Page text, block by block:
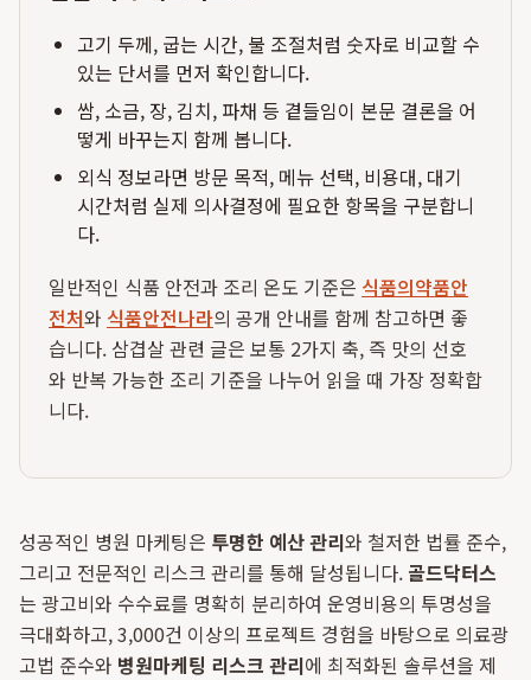
고기 두께, 굽는 시간, 불 조절처럼 숫자로 비교할 수
있는 단서를 먼저 확인합니다.
쌈, 소금, 장, 김치, 파채 등 곁들임이 본문 결론을 어
떻게 바꾸는지 함께 봅니다.
외식 정보라면 방문 목적, 메뉴 선택, 비용대, 대기
시간처럼 실제 의사결정에 필요한 항목을 구분합니
다.
일반적인 식품 안전과 조리 온도 기준은 식품의약품안
전처와 식품안전나라의 공개 안내를 함께 참고하면 좋
습니다. 삼겹살 관련 글은 보통 2가지 축, 즉 맛의 선호
와 반복 가능한 조리 기준을 나누어 읽을 때 가장 정확합
니다.
성공적인 병원 마케팅은 투명한 예산 관리와 철저한 법률 준수,
그리고 전문적인 리스크 관리를 통해 달성됩니다. 골드닥터스
는 광고비와 수수료를 명확히 분리하여 운영비용의 투명성을
극대화하고, 3,000건 이상의 프로젝트 경험을 바탕으로 의료광
고법 준수와 병원마케팅 리스크 관리에 최적화된 솔루션을 제